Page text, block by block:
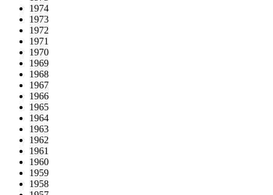
1974
1973
1972
1971
1970
1969
1968
1967
1966
1965
1964
1963
1962
1961
1960
1959
1958